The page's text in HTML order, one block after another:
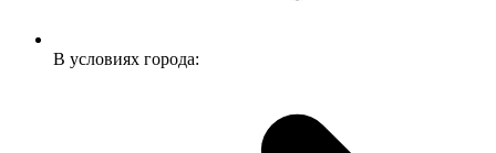
В условиях города: